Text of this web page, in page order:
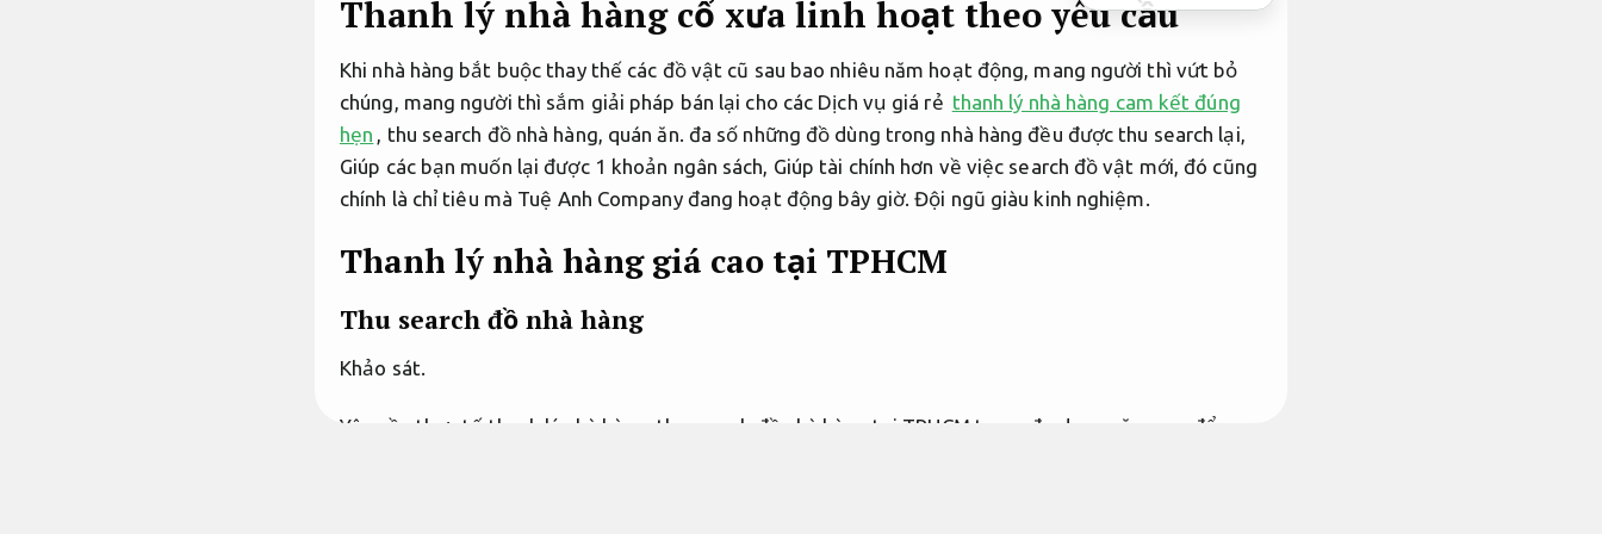
Thanh lý nhà hàng cổ xưa linh hoạt theo yêu cầu
Khi nhà hàng bắt buộc thay thế các đồ vật cũ sau bao nhiêu năm hoạt động, mang người thì vứt bỏ
chúng, mang người thì sắm giải pháp bán lại cho các Dịch vụ giá rẻ thanh lý nhà hàng cam kết đúng
hẹn , thu search đồ nhà hàng, quán ăn. đa số những đồ dùng trong nhà hàng đều được thu search lại,
Giúp các bạn muốn lại được 1 khoản ngân sách, Giúp tài chính hơn về việc search đồ vật mới, đó cũng
chính là chỉ tiêu mà Tuệ Anh Company đang hoạt động bây giờ.Đội ngũ giàu kinh nghiệm.
Thanh lý nhà hàng giá cao tại TPHCM
Thu search đồ nhà hàng
Khảo sát.
Yêu cầu thực tế thanh lý nhà hàng, thu search đồ nhà hàng tại TPHCM trong đa dạng năm qua đẩy